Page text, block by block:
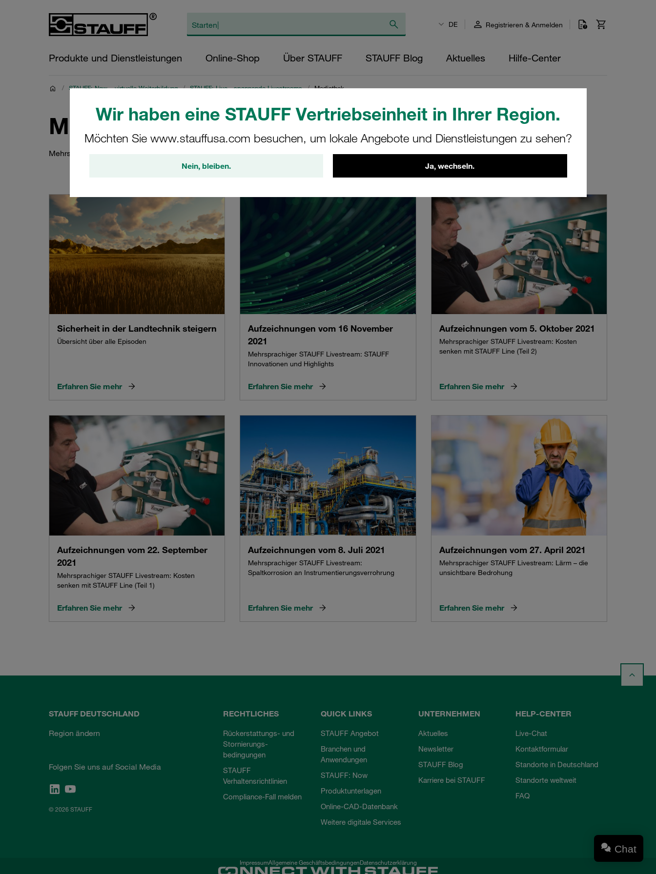
Wir haben eine STAUFF Vertriebseinheit in Ihrer Region.
Möchten Sie www.stauffusa.com besuchen, um lokale Angebote und Dienstleistungen zu sehen?
Nein, bleiben. Ja, wechseln.
DE Registrieren & Anmelden
Produkte und Dienstleistungen Online-Shop Über STAUFF STAUFF Blog Aktuelles Hilfe-Center
/ STAUFF: Now – virtuelle Weiterbildung / STAUFF: Live - spannende Livestreams / Mediathek
Mediathek
Mehrsprachige Aufzeichnungen vergangener STAUFF Livestreams
Sicherheit in der Landtechnik steigern
Übersicht über alle Episoden
Erfahren Sie mehr
Aufzeichnungen vom 16 November
2021
Mehrsprachiger STAUFF Livestream: STAUFF
Innovationen und Highlights
Erfahren Sie mehr
Aufzeichnungen vom 5. Oktober 2021
Mehrsprachiger STAUFF Livestream: Kosten
senken mit STAUFF Line (Teil 2)
Erfahren Sie mehr
Aufzeichnungen vom 22. September
2021
Mehrsprachiger STAUFF Livestream: Kosten
senken mit STAUFF Line (Teil 1)
Erfahren Sie mehr
Aufzeichnungen vom 8. Juli 2021
Mehrsprachiger STAUFF Livestream:
Spaltkorrosion an Instrumentierungsverrohrung
Erfahren Sie mehr
Aufzeichnungen vom 27. April 2021
Mehrsprachiger STAUFF Livestream: Lärm – die
unsichtbare Bedrohung
Erfahren Sie mehr
STAUFF DEUTSCHLAND
Region ändern
Folgen Sie uns auf Social Media
© 2026 STAUFF
RECHTLICHES
Rückerstattungs- und
Stornierungs-
bedingungen
STAUFF
Verhaltensrichtlinien
Compliance-Fall melden
QUICK LINKS
STAUFF Angebot
Branchen und
Anwendungen
STAUFF: Now
Produktunterlagen
Online-CAD-Datenbank
Weitere digitale Services
UNTERNEHMEN
Aktuelles
Newsletter
STAUFF Blog
Karriere bei STAUFF
HELP-CENTER
Live-Chat
Kontaktformular
Standorte in Deutschland
Standorte weltweit
FAQ
ImpressumAllgemeine GeschäftsbedingungenDatenschutzerklärung
Chat